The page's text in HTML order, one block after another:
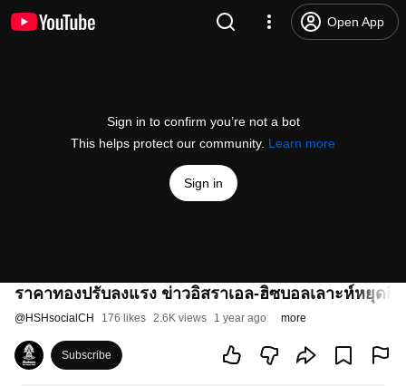
Open App
Sign in to confirm you’re not a bot
This helps protect our community. Learn more
Sign in
ราคาทองปรับลงแรง ข่าวอิสราเอล-ฮิซบอลเลาะห์หยุดยิง
@HSHsocialCH 176 likes 2.6K views 1 year ago more
Subscribe